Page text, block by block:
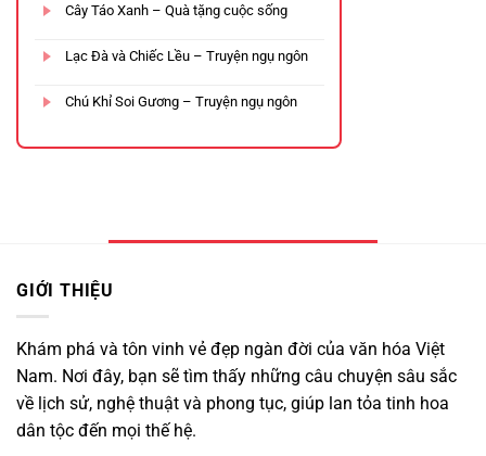
Cây Táo Xanh – Quà tặng cuộc sống
Lạc Đà và Chiếc Lều – Truyện ngụ ngôn
Chú Khỉ Soi Gương – Truyện ngụ ngôn
GIỚI THIỆU
Khám phá và tôn vinh vẻ đẹp ngàn đời của văn hóa Việt
Nam. Nơi đây, bạn sẽ tìm thấy những câu chuyện sâu sắc
về lịch sử, nghệ thuật và phong tục, giúp lan tỏa tinh hoa
dân tộc đến mọi thế hệ.